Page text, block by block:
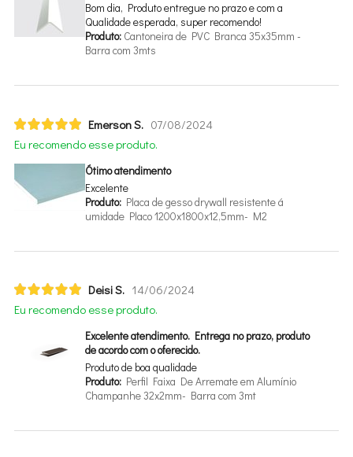
Bom dia, Produto entregue no prazo e com a
Qualidade esperada, super recomendo!
Produto:Cantoneira de PVC Branca 35x35mm -
Barra com 3mts
Emerson S. 07/08/2024
Eu recomendo esse produto.
Ótimo atendimento
Excelente
Produto:Placa de gesso drywall resistente
umidade Placo 1200x1800x12,5mm- M2
Deisi S. 14/06/2024
Eu recomendo esse produto.
Excelente atendimento. Entrega no prazo, produto
de acordo com o oferecido.
Produto de boa qualidade
Produto:Perfil Faixa De Arremate em Alumínio
Champanhe 32x2mm- Barra com 3mt